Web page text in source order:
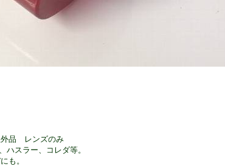
品 レンズのみ
ハスラー、コレダ等。
も。